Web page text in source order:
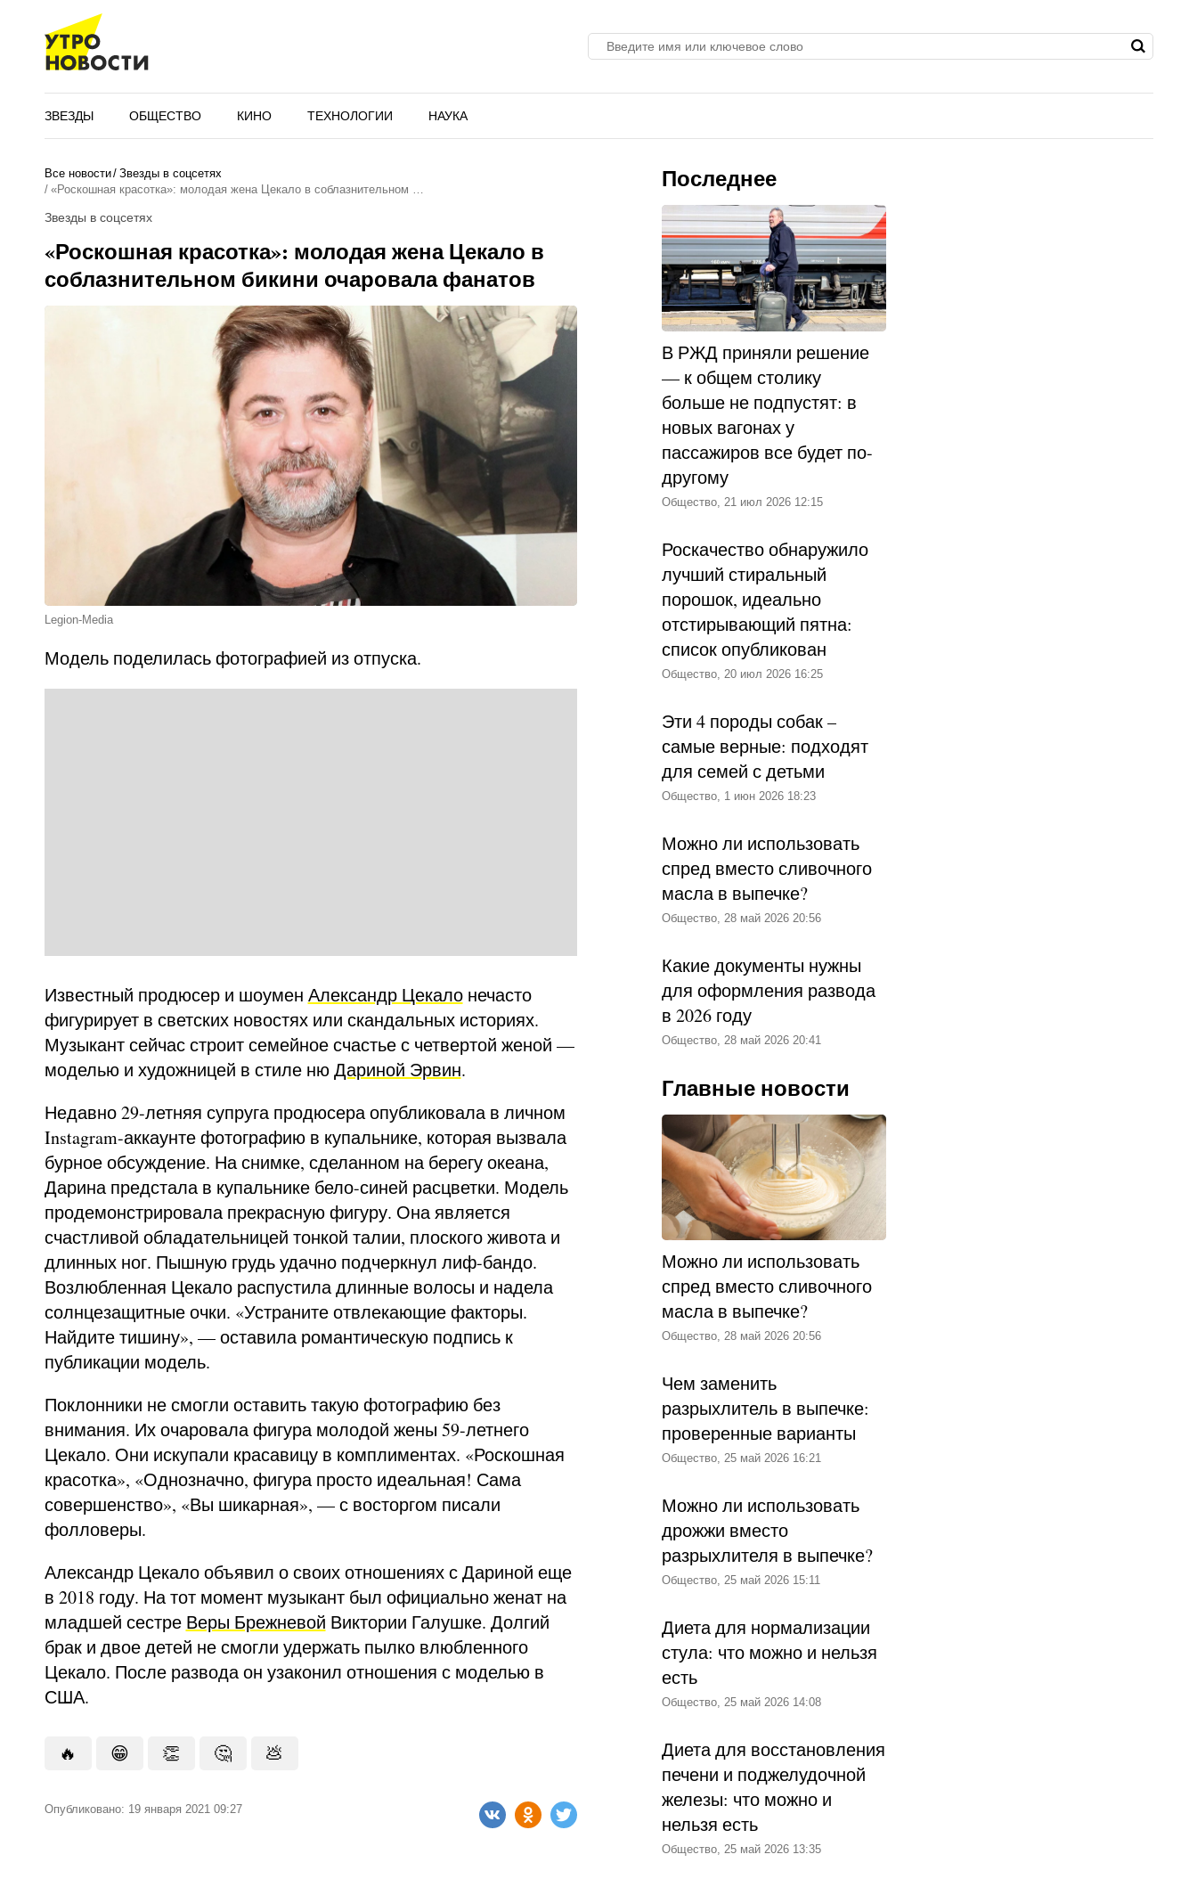
ЗВЕЗДЫ ОБЩЕСТВО КИНО ТЕХНОЛОГИИ НАУКА
Все новости
Звезды в соцсетях
«Роскошная красотка»: молодая жена Цекало в соблазнительном …
Звезды в соцсетях
«Роскошная красотка»: молодая жена Цекало в
соблазнительном бикини очаровала фанатов
Legion-Media
Модель поделилась фотографией из отпуска.
Известный продюсер и шоумен Александр Цекалонечасто
фигурирует в светских новостях или скандальных историях.
Музыкант сейчас строит семейное счастье с четвертой женой —
моделью и художницей в стиле нюДариной Эрвин.
Недавно 29-летняя супруга продюсера опубликовала в личном
Instagram-аккаунте фотографию в купальнике, которая вызвала
бурное обсуждение. На снимке, сделанном на берегу океана,
Дарина предстала в купальнике бело-синей расцветки. Модель
продемонстрировала прекрасную фигуру. Она является
счастливой обладательницей тонкой талии, плоского живота и
длинных ног. Пышную грудь удачно подчеркнул лиф-бандо.
Возлюбленная Цекало распустила длинные волосы и надела
солнцезащитные очки. «Устраните отвлекающие факторы.
Найдите тишину», — оставила романтическую подпись к
публикации модель.
Поклонники не смогли оставить такую фотографию без
внимания. Их очаровала фигура молодой жены 59-летнего
Цекало. Они искупали красавицу в комплиментах. «Роскошная
красотка», «Однозначно, фигура просто идеальная! Сама
совершенство», «Вы шикарная», — с восторгом писали
фолловеры.
Александр Цекало объявил о своих отношениях с Дариной еще
в 2018 году. На тот момент музыкант был официально женат на
младшей сестре Веры Брежневой Виктории Галушке. Долгий
брак и двое детей не смогли удержать пылко влюбленного
Цекало. После развода он узаконил отношения с моделью в
США.
🔥 😁 👏 🤔 💩
Опубликовано: 19 января 2021 09:27
Последнее
В РЖД приняли решение
— к общем столику
больше не подпустят: в
новых вагонах у
пассажиров все будет по-
другому
Общество, 21 июл 2026 12:15
Роскачество обнаружило
лучший стиральный
порошок, идеально
отстирывающий пятна:
список опубликован
Общество, 20 июл 2026 16:25
Эти 4 породы собак –
самые верные: подходят
для семей с детьми
Общество, 1 июн 2026 18:23
Можно ли использовать
спред вместо сливочного
масла в выпечке?
Общество, 28 май 2026 20:56
Какие документы нужны
для оформления развода
в 2026 году
Общество, 28 май 2026 20:41
Главные новости
Можно ли использовать
спред вместо сливочного
масла в выпечке?
Общество, 28 май 2026 20:56
Чем заменить
разрыхлитель в выпечке:
проверенные варианты
Общество, 25 май 2026 16:21
Можно ли использовать
дрожжи вместо
разрыхлителя в выпечке?
Общество, 25 май 2026 15:11
Диета для нормализации
стула: что можно и нельзя
есть
Общество, 25 май 2026 14:08
Диета для восстановления
печени и поджелудочной
железы: что можно и
нельзя есть
Общество, 25 май 2026 13:35